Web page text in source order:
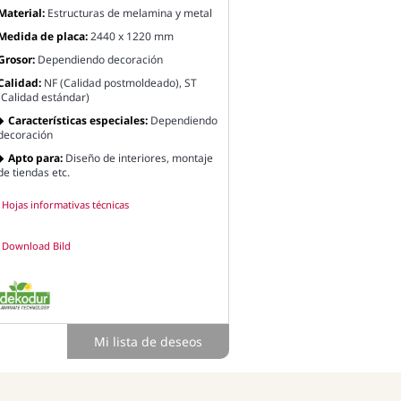
Estructuras de melamina y metal
de placa:2440 x 1220 mm
Dependiendo decoración
NF (Calidad postmoldeado), ST
estándar)
Características especiales: Dependiendo
Apto para: Diseño de interiores, montaje
tiendas etc.
Hojas informativas técnicas
Download Bild
Mi lista de deseos